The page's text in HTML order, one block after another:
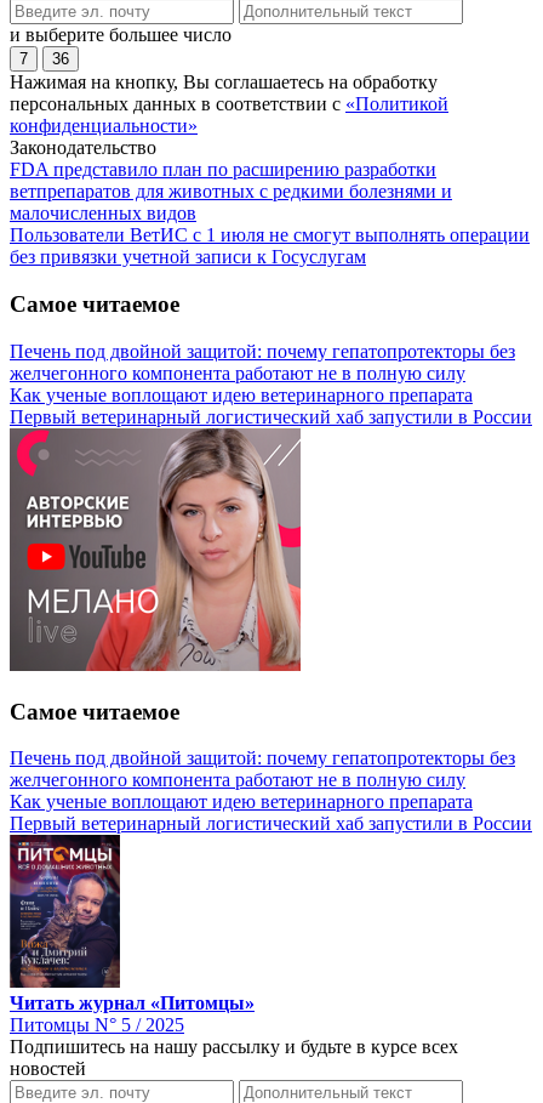
и выберите большее число
7 36
Нажимая на кнопку, Вы соглашаетесь на обработку
персональных данных в соответствии с «Политикой
конфиденциальности»
Законодательство
FDA представило план по расширению разработки
ветпрепаратов для животных с редкими болезнями и
малочисленных видов
Пользователи ВетИС с 1 июля не смогут выполнять операции
без привязки учетной записи к Госуслугам
Самое читаемое
Печень под двойной защитой: почему гепатопротекторы без
желчегонного компонента работают не в полную силу
Как ученые воплощают идею ветеринарного препарата
Первый ветеринарный логистический хаб запустили в России
Самое читаемое
Печень под двойной защитой: почему гепатопротекторы без
желчегонного компонента работают не в полную силу
Как ученые воплощают идею ветеринарного препарата
Первый ветеринарный логистический хаб запустили в России
Читать журнал «Питомцы»
Питомцы N° 5 / 2025
Подпишитесь на нашу рассылку и будьте в курсе всех
новостей